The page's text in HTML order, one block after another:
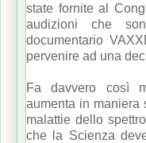
state fornite al
audizioni che
documentario
pervenire ad una
Fa davvero così
aumenta in maniera
malattie dello
che la Scienza